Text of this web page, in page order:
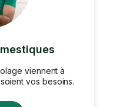
viennent à
vos besoins.